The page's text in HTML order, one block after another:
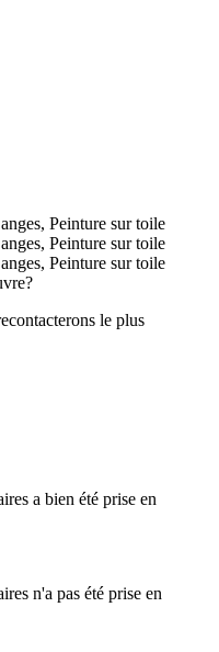
le plus
a bien été prise en
n'a pas été prise en